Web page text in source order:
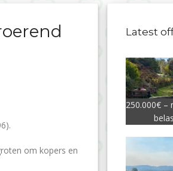
om kopers en
Latest
250.000€ –